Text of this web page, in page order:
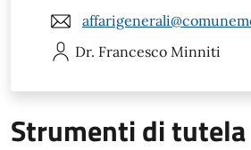
Dr. Francesco Minniti
Strumenti di tutela